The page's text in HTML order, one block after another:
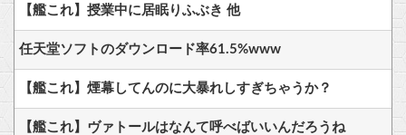
【艦これ】授業中に居眠りふぶき 他
任天堂ソフトのダウンロード率61.5%www
【艦これ】煙幕してんのに大暴れしすぎちゃうか？
【艦これ】ヴァトールはなんて呼べばいいんだろうね